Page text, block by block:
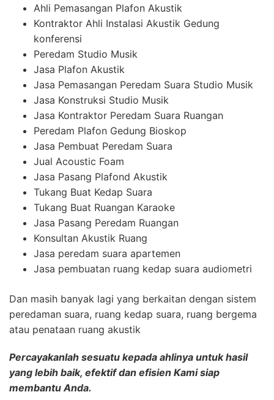
Ahli Pemasangan Plafon Akustik
Kontraktor Ahli Instalasi Akustik Gedung
konferensi
Peredam Studio Musik
Jasa Plafon Akustik
Jasa Pemasangan Peredam Suara Studio Musik
Jasa Konstruksi Studio Musik
Jasa Kontraktor Peredam Suara Ruangan
Peredam Plafon Gedung Bioskop
Jasa Pembuat Peredam Suara
Jual Acoustic Foam
Jasa Pasang Plafond Akustik
Tukang Buat Kedap Suara
Tukang Buat Ruangan Karaoke
Jasa Pasang Peredam Ruangan
Konsultan Akustik Ruang
Jasa peredam suara apartemen
Jasa pembuatan ruang kedap suara audiometri
Dan masih banyak lagi yang berkaitan dengan sistem
peredaman suara, ruang kedap suara, ruang bergema
atau penataan ruang akustik
Percayakanlah sesuatu kepada ahlinya untuk hasil
yang lebih baik, efektif dan efisien Kami siap
membantu Anda.